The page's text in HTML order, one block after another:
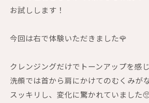
お試しします！
今回は右で体験いただきました🌹
クレンジングだけでトーンアップを感じ
洗顔では首から肩にかけてのむくみが
スッキリし、変化に驚かれていました